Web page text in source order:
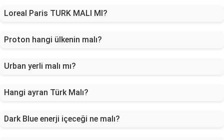
Loreal Paris TURK MALI MI?
Proton hangi ülkenin malı?
Urban yerli malı mı?
Hangi ayran Türk Malı?
Dark Blue enerji içeceği ne malı?